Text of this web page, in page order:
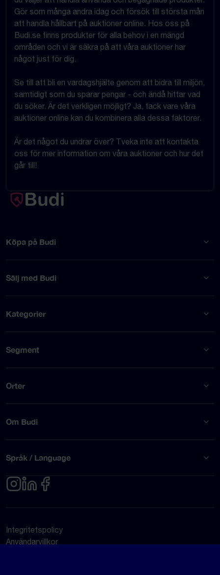
Gör som många andra idag och försök till största mån
att handla hållbart på auktioner online. Hos oss på
Budi.se finns produkter för alla behov i en mängd
områden och vi är säkra på att våra auktioner har
något just för dig.
Se till att bli en vardagshjälte genom att bidra till miljön,
samtidigt som du sparar pengar - och ändå hittar vad
du söker. Är det verkligen möjligt? Ja, tack vare våra
auktioner online kan du kombinera alla dessa faktorer.
Är det något du undrar över? Tveka inte att kontakta
oss för mer information om våra auktioner och hur det
går till!
Köpa på Budi
Sälj med Budi
Kategorier
Segment
Orter
Om Budi
Språk / Language
Integritetspolicy
Användarvillkor